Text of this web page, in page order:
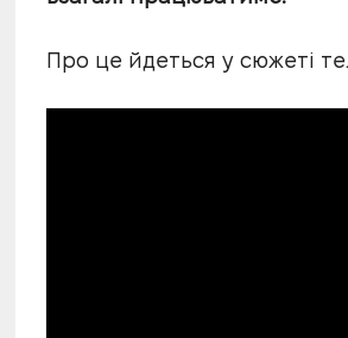
Про це йдеться у сюжеті